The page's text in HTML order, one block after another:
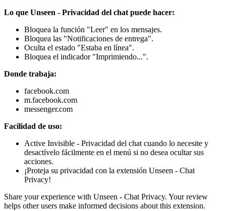
Lo que Unseen - Privacidad del chat puede hacer:
Bloquea la función "Leer" en los mensajes.
Bloquea las "Notificaciones de entrega".
Oculta el estado "Estaba en línea".
Bloquea el indicador "Imprimiendo...".
Donde trabaja:
facebook.com
m.facebook.com
messenger.com
Facilidad de uso:
Active Invisible - Privacidad del chat cuando lo necesite y
desactívelo fácilmente en el menú si no desea ocultar sus
acciones.
¡Proteja su privacidad con la extensión Unseen - Chat
Privacy!
Share your experience with Unseen - Chat Privacy. Your review
helps other users make informed decisions about this extension.